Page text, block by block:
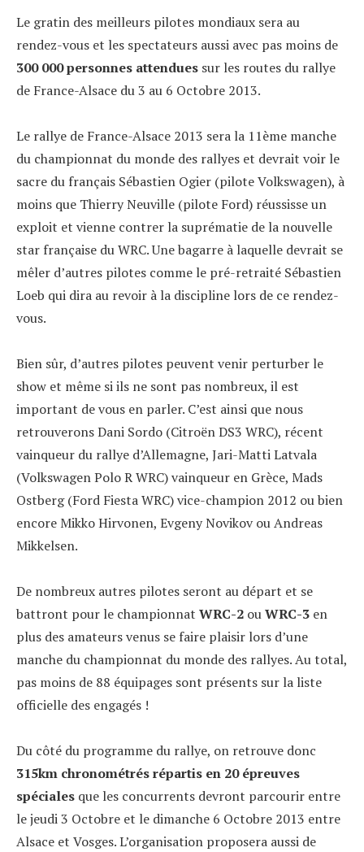
Le gratin des meilleurs pilotes mondiaux sera au
rendez-vous et les spectateurs aussi avec pas moins de
300 000 personnes attendues sur les routes du rallye
de France-Alsace du 3 au 6 Octobre 2013.
Le rallye de France-Alsace 2013 sera la 11ème manche
du championnat du monde des rallyes et devrait voir le
sacre du français Sébastien Ogier (pilote Volkswagen), à
moins que Thierry Neuville (pilote Ford) réussisse un
exploit et vienne contrer la suprématie de la nouvelle
star française du WRC. Une bagarre à laquelle devrait se
mêler d’autres pilotes comme le pré-retraité Sébastien
Loeb qui dira au revoir à la discipline lors de ce rendez-
vous.
Bien sûr, d’autres pilotes peuvent venir perturber le
show et même si ils ne sont pas nombreux, il est
important de vous en parler. C’est ainsi que nous
retrouverons Dani Sordo (Citroën DS3 WRC), récent
vainqueur du rallye d’Allemagne, Jari-Matti Latvala
(Volkswagen Polo R WRC) vainqueur en Grèce, Mads
Ostberg (Ford Fiesta WRC) vice-champion 2012 ou bien
encore Mikko Hirvonen, Evgeny Novikov ou Andreas
Mikkelsen.
De nombreux autres pilotes seront au départ et se
battront pour le championnat WRC-2 ouWRC-3 en
plus des amateurs venus se faire plaisir lors d’une
manche du championnat du monde des rallyes. Au total,
pas moins de 88 équipages sont présents sur la liste
officielle des engagés !
Du côté du programme du rallye, on retrouve donc
315km chronométrés répartis en 20 épreuves
spéciales que les concurrents devront parcourir entre
le jeudi 3 Octobre et le dimanche 6 Octobre 2013 entre
Alsace et Vosges. L’organisation proposera aussi de